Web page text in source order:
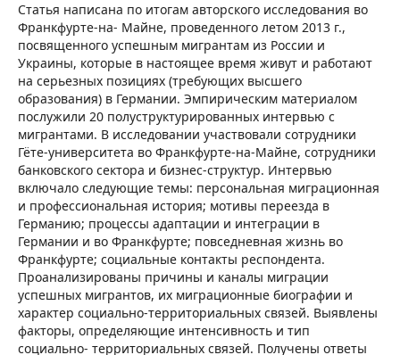
Статья написана по итогам авторского исследования во
Франкфурте-на- Майне, проведенного летом 2013 г.,
посвященного успешным мигрантам из России и
Украины, которые в настоящее время живут и работают
на серьезных позициях (требующих высшего
образования) в Германии. Эмпирическим материалом
послужили 20 полуструктурированных интервью с
мигрантами. В исследовании участвовали сотрудники
Гёте-университета во Франкфурте-на-Майне, сотрудники
банковского сектора и бизнес-структур. Интервью
включало следующие темы: персональная миграционная
и профессиональная история; мотивы переезда в
Германию; процессы адаптации и интеграции в
Германии и во Франкфурте; повседневная жизнь во
Франкфурте; социальные контакты респондента.
Проанализированы причины и каналы миграции
успешных мигрантов, их миграционные биографии и
характер социально-территориальных связей. Выявлены
факторы, определяющие интенсивность и тип
социально- территориальных связей. Получены ответы